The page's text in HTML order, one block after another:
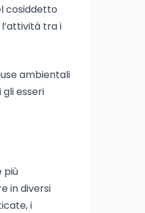
cosiddetto
tra i
ambientali
esseri
più
in diversi
i